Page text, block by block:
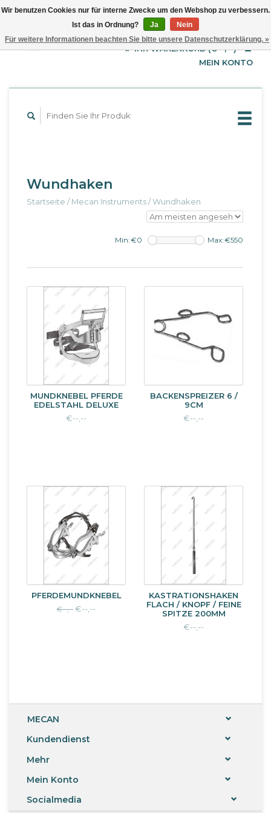
EUR
GBP
USD
English
Français
IHR WARENKORB (€--,--)
MEIN KONTO
Wundhaken
Startseite /Mecan Instruments/Wundhaken
Min: €0 Max: €550
MUNDKNEBEL PFERDE
EDELSTAHL DELUXE
€--,--
BACKENSPREIZER 6 /
9CM
€--,--
PFERDEMUNDKNEBEL
€--,-- €--,--
KASTRATIONSHAKEN
FLACH / KNOPF / FEINE
SPITZE 200MM
€--,--
MECAN
Kundendienst
Mehr
Mein Konto
Socialmedia
Wir benutzen Cookies nur für interne Zwecke um den Webshop zu verbessern.
Ist das in Ordnung?
Ja
Nein
Für weitere Informationen beachten Sie bitte unsere Datenschutzerklärung. »